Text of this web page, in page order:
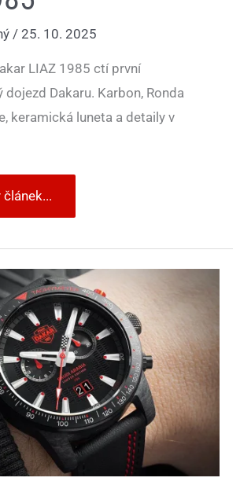
/25. 10. 2025
LIAZ 1985 ctí první
Dakaru. Karbon, Ronda
keramická luneta a detaily v